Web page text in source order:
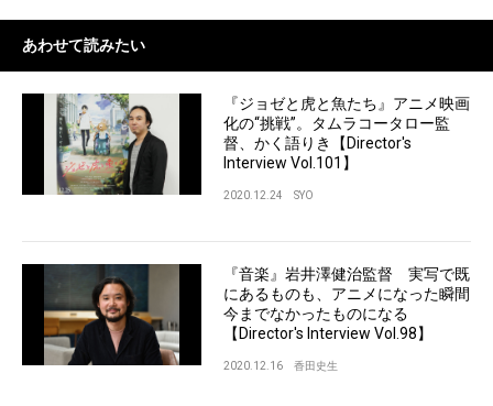
あわせて読みたい
『ジョゼと虎と魚たち』アニメ映画
化の“挑戦”。タムラコータロー監
督、かく語りき【Director's
Interview Vol.101】
2020.12.24 SYO
『音楽』岩井澤健治監督 実写で既
にあるものも、アニメになった瞬間
今までなかったものになる
【Director's Interview Vol.98】
2020.12.16 香田史生